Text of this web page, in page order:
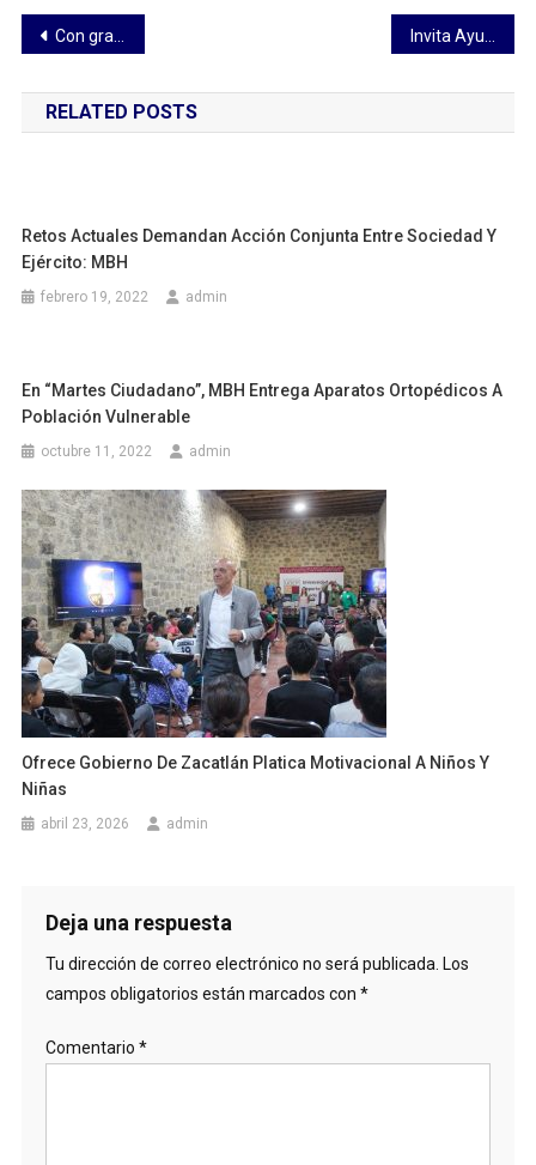
Navegación
de
entradas
Con gran éxito arrancan los foros para armonizar la Ley de Obras Públicas: Diputado Lenin Calva Invita Ayuntamiento de Apizaco a la celebración del día del Ferrocdarrilero
RELATED POSTS
Retos Actuales Demandan Acción Conjunta Entre Sociedad Y
Ejército: MBH
febrero 19, 2022 admin
En “Martes Ciudadano”, MBH Entrega Aparatos Ortopédicos A
Población Vulnerable
octubre 11, 2022 admin
Ofrece Gobierno De Zacatlán Platica Motivacional A Niños Y
Niñas
abril 23, 2026 admin
Deja una respuesta
Tu dirección de correo electrónico no será publicada. Los
campos obligatorios están marcados con *
Comentario *